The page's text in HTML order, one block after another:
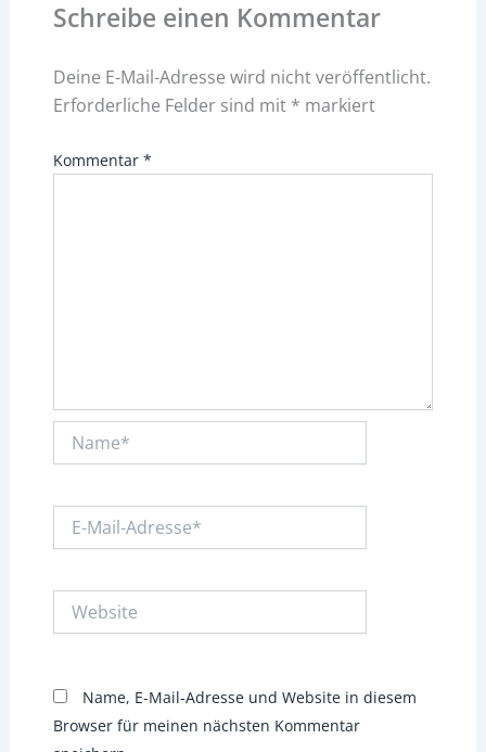
Schreibe einen Kommentar
Deine E-Mail-Adresse wird nicht veröffentlicht.
Erforderliche Felder sind mit * markiert
Kommentar *
Mail-
Name, E-Mail-Adresse und Website in diesem
Browser für meinen nächsten Kommentar